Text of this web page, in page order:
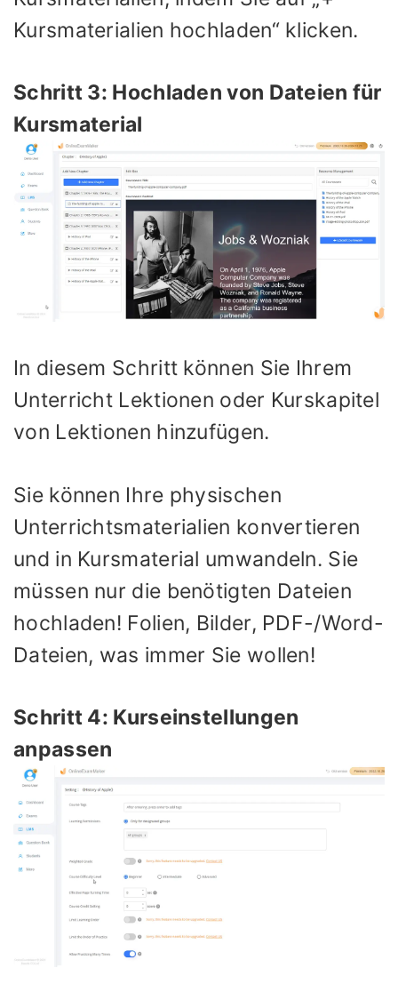
Kursmaterialien hochladen“ klicken.
Schritt 3: Hochladen von Dateien für
Kursmaterial
In diesem Schritt können Sie Ihrem
Unterricht Lektionen oder Kurskapitel
von Lektionen hinzufügen.
Sie können Ihre physischen
Unterrichtsmaterialien konvertieren
und in Kursmaterial umwandeln. Sie
müssen nur die benötigten Dateien
hochladen! Folien, Bilder, PDF-/Word-
Dateien, was immer Sie wollen!
Schritt 4: Kurseinstellungen
anpassen